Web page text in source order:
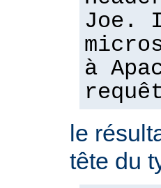
Joe.
à
le
tête du